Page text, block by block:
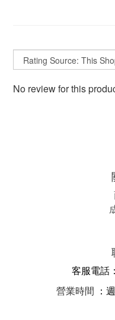
No review for this
客服電話
營業時間 ：週